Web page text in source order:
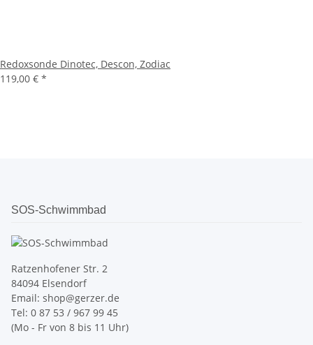
Redoxsonde Dinotec, Descon, Zodiac
119,00 € *
SOS-Schwimmbad
Ratzenhofener Str. 2
84094 Elsendorf
Email: shop@gerzer.de
Tel: 0 87 53 / 967 99 45
(Mo - Fr von 8 bis 11 Uhr)